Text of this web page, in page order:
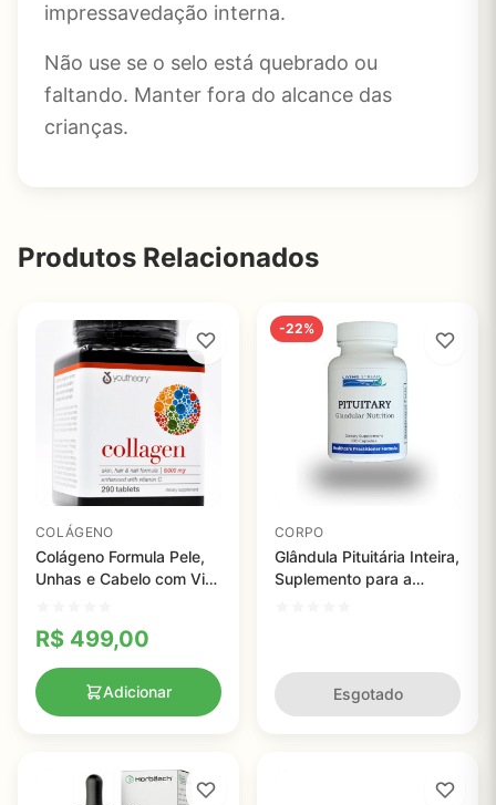
impressavedação interna.
Não use se o selo está quebrado ou
faltando. Manter fora do alcance das
crianças.
Produtos Relacionados
COLÁGENO
Colágeno Formula Pele,
Unhas e Cabelo com Vita
R$ 499,00
Adicionar
-22%
CORPO
Glândula Pituitária Inteira,
Suplemento para a
Esgotado